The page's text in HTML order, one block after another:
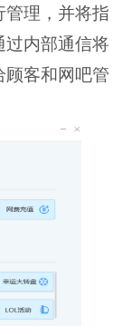
理，并将指
过内部通信将
客和网吧管